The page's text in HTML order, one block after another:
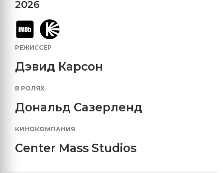
2026
РЕЖИССЕР
Дэвид Карсон
В РОЛЯХ
Дональд Сазерленд
КИНОКОМПАНИЯ
Center Mass Studios